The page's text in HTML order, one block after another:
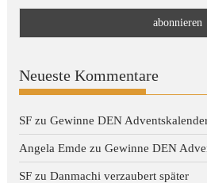
Neueste Kommentare
SF zuGewinne DEN
Angela Emde zuGewinne DEN
SF zuDanmachi verzaubert später